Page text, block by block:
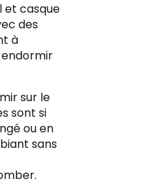
et casque
des
à
sur le
sont si
ou en
sans